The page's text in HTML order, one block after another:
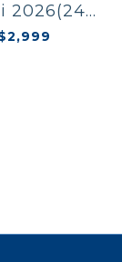
2026(24
1ms